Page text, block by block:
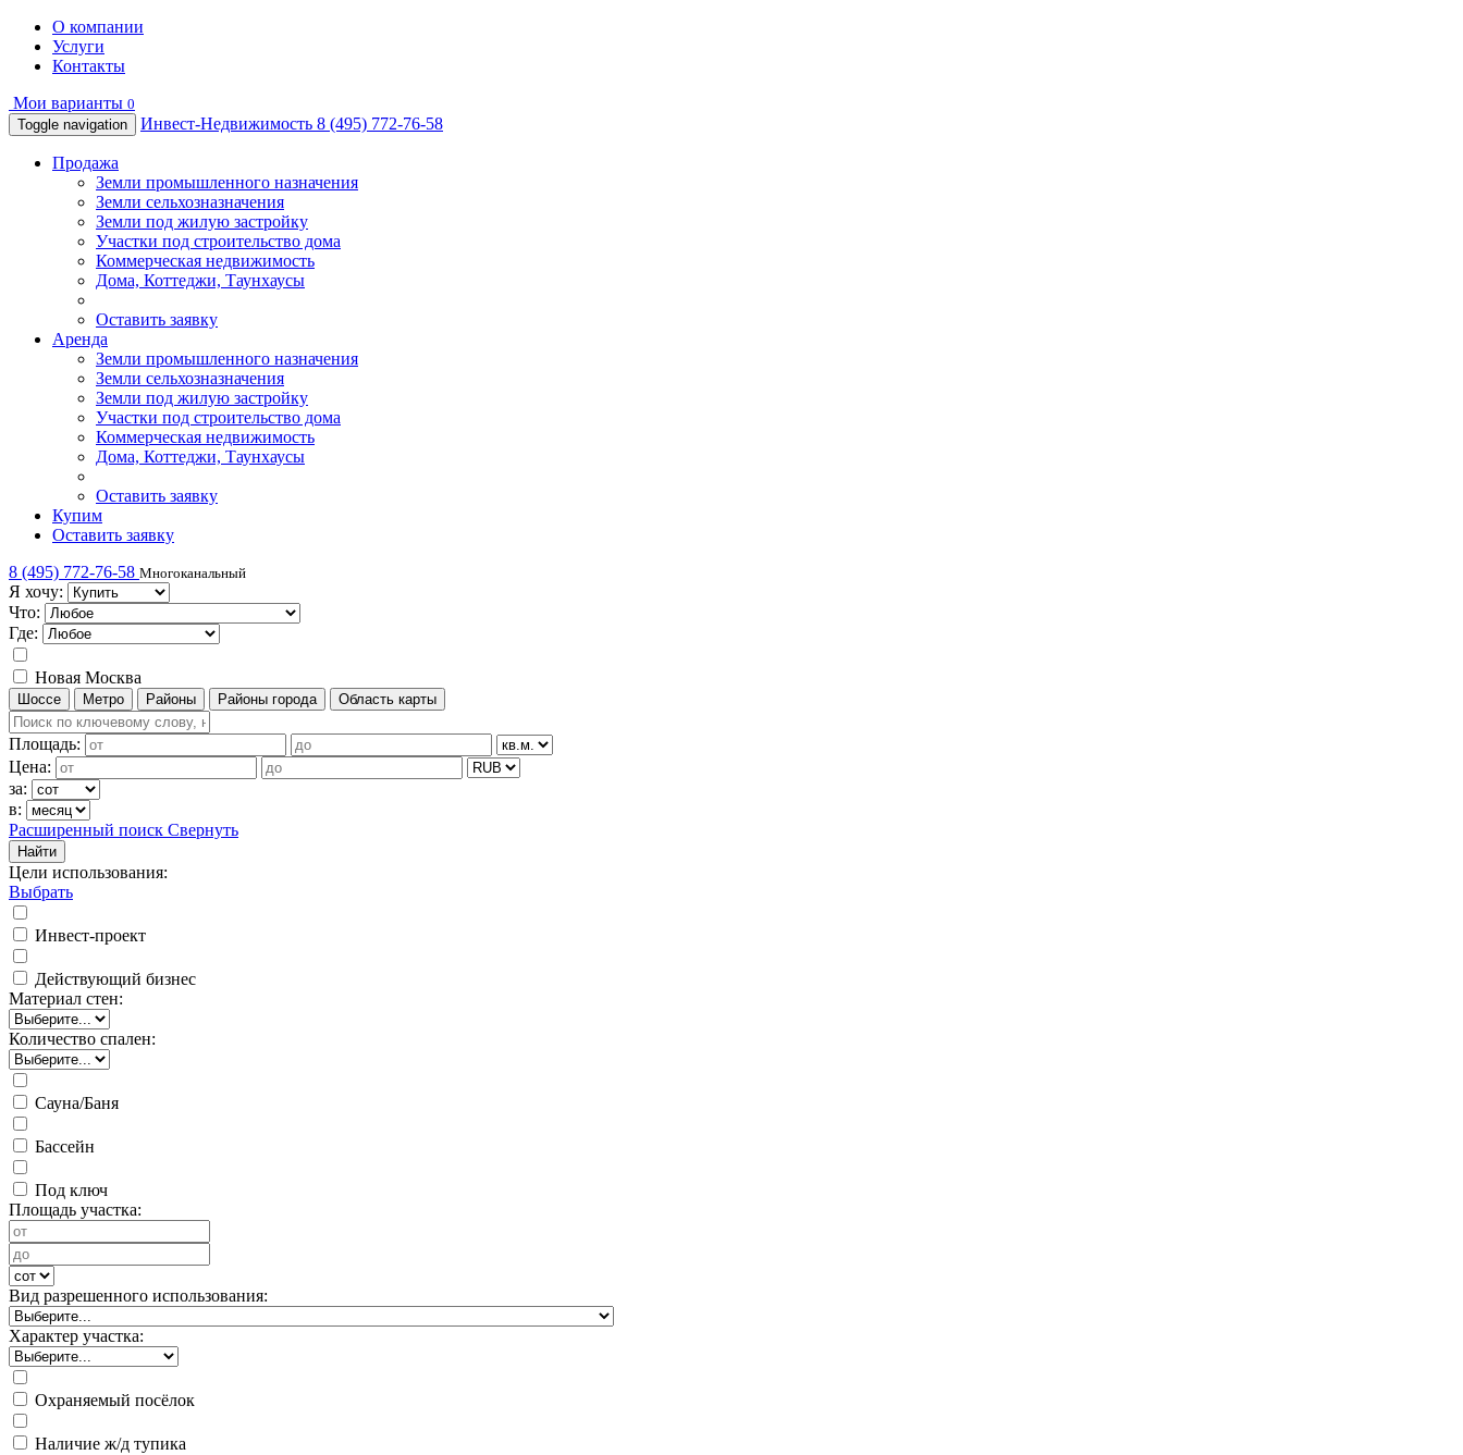
О компании
Услуги
Контакты
Мои варианты 0
Toggle navigation
Инвест-Недвижимость 8 (495) 772-76-58
Продажа
Земли промышленного назначения
Земли сельхозназначения
Земли под жилую застройку
Участки под строительство дома
Коммерческая недвижимость
Дома, Коттеджи, Таунхаусы
Оставить заявку
Аренда
Земли промышленного назначения
Земли сельхозназначения
Земли под жилую застройку
Участки под строительство дома
Коммерческая недвижимость
Дома, Коттеджи, Таунхаусы
Оставить заявку
Купим
Оставить заявку
8 (495) 772-76-58 Многоканальный
Я хочу:
Что:
Где:
Новая Москва
Шоссе Метро Районы Районы города Область карты
Площадь:
Цена:
за:
в:
Расширенный поиск Свернуть
Найти
Цели использования:
Выбрать
Инвест-проект
Действующий бизнес
Материал стен:
Количество спален:
Сауна/Баня
Бассейн
Под ключ
Площадь участка:
Вид разрешенного использования:
Характер участка:
Охраняемый посёлок
Наличие ж/д тупика